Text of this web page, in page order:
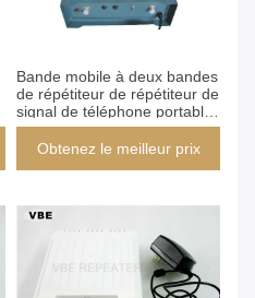
Bande mobile à deux bandes
de répétiteur de répétiteur de
signal de téléphone portable
d'amplificateur de rf sélective
Obtenez le meilleur prix